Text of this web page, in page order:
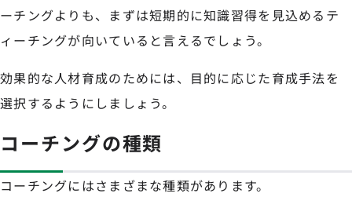
ーチングよりも、まずは短期的に知識習得を見込めるテ
ィーチングが向いていると言えるでしょう。
効果的な人材育成のためには、目的に応じた育成手法を
選択するようにしましょう。
コーチングの種類
コーチングにはさまざまな種類があります。